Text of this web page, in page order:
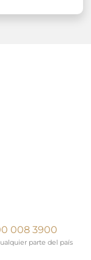
008 3900
parte del país